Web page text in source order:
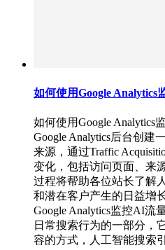
如何使用Google Analytics
如何使用Google Analytics
Google Analytics后台创建
来源，通过Traffic
变化，包括访问页面、来
过程将帮助各位站长了解
和潜在客户产生的日益增
Google Analytics监控AI流
日常搜索行为的一部分，
容的方式，人工智能搜索